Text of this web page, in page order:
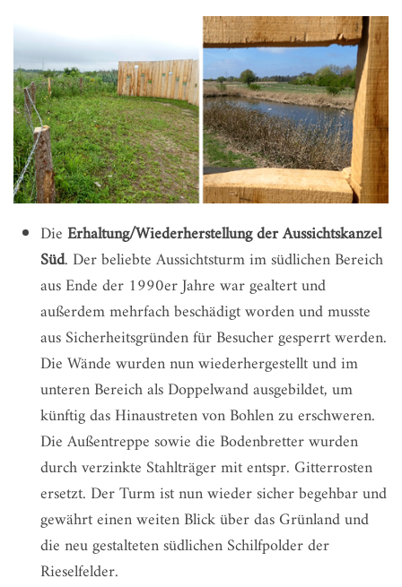
DieErhaltung/Wiederherstellung der Aussichtskanzel
Süd. Der beliebte Aussichtsturm im südlichen Bereich
aus Ende der 1990er Jahre war gealtert und
außerdem mehrfach beschädigt worden und musste
aus Sicherheitsgründen für Besucher gesperrt werden.
Die Wände wurden nun wiederhergestellt und im
unteren Bereich als Doppelwand ausgebildet, um
künftig das Hinaustreten von Bohlen zu erschweren.
Die Außentreppe sowie die Bodenbretter wurden
durch verzinkte Stahlträger mit entspr. Gitterrosten
ersetzt. Der Turm ist nun wieder sicher begehbar und
gewährt einen weiten Blick über das Grünland und
die neu gestalteten südlichen Schilfpolder der
Rieselfelder.